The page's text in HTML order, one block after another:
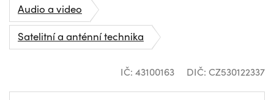
Audio a video
Satelitní a anténní technika
IČ: 43100163 DIČ: CZ530122337